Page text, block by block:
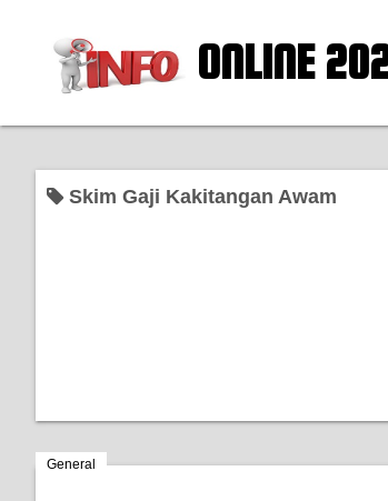
ONLINE
Skim Gaji Kakitangan Awam
General